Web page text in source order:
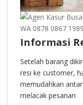
Informasi
Setelah barang
resi ke customer,
memudahkan
melacak pesanan